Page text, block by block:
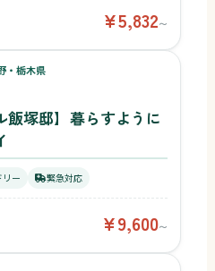
¥5,832〜
・栃木県
飯塚邸】暮らすように
リー 緊急対応
¥9,600〜